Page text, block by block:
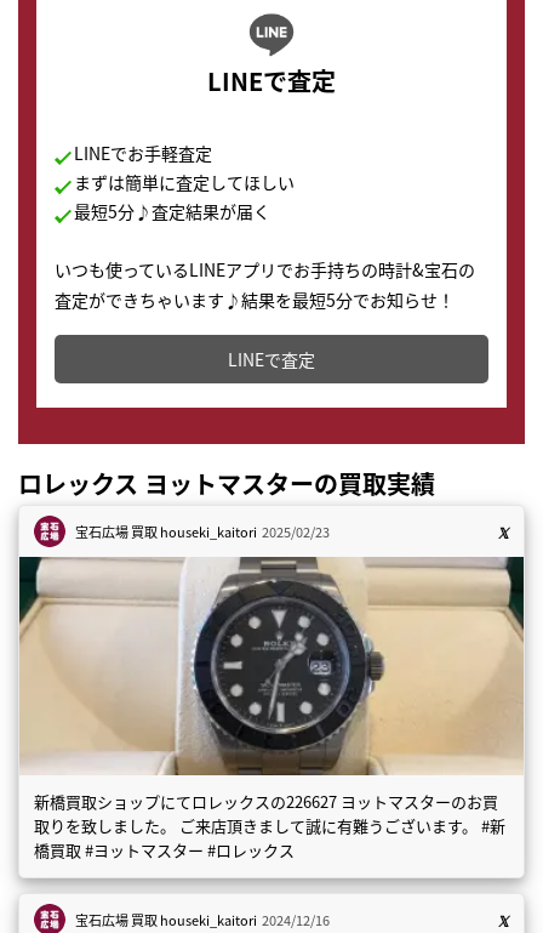
LINEで査定
LINEでお手軽査定
まずは簡単に査定してほしい
最短5分♪査定結果が届く
いつも使っているLINEアプリでお手持ちの時計&宝石の
査定ができちゃいます♪結果を最短5分でお知らせ！
どこからでもすぐに査定金額を知ることが出来ます。
LINEで査定
ロレックス ヨットマスターの買取実績
宝石広場 買取houseki_kaitori 2025/02/23
新橋買取ショップにてロレックスの226627 ヨットマスターのお買
取りを致しました。 ご来店頂きまして誠に有難うございます。 #新
橋買取 #ヨットマスター #ロレックス
宝石広場 買取houseki_kaitori 2024/12/16